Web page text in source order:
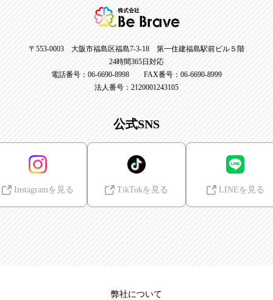
〒553-0003 大阪市福島区福島7-3-18 第一住建福島駅前ビル５階
24時間365日対応
電話番号：06-6690-8998 FAX番号：06-6690-8999
法人番号：2120001243105
公式SNS
Instagramを見る TikTokを見る LINEを見る
弊社について